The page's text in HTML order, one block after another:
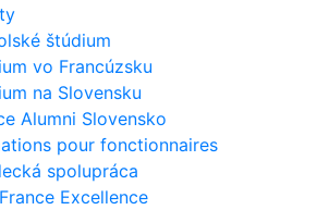
štúdium
vo Francúzsku
na Slovensku
Alumni Slovensko
pour fonctionnaires
spolupráca
Excellence